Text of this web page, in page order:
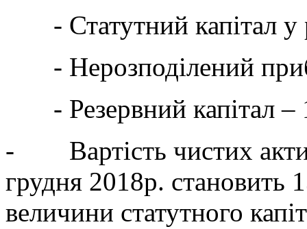
- Статутний капітал у
- Нерозподілений
- Резервний капітал –
- Вартість чистих
грудня 2018р. становить
величини статутного